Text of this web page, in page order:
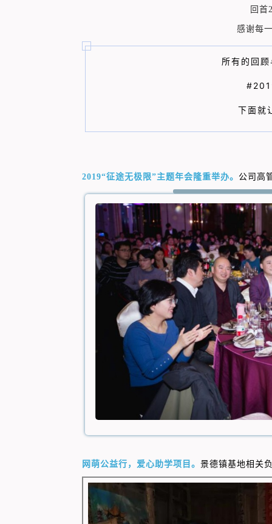
回首
感谢每
所有的回
下面就
2019“征途无极限”主题年会隆重举办。 公司高
网萌公益行，爱心助学项目。 景德镇基地相关